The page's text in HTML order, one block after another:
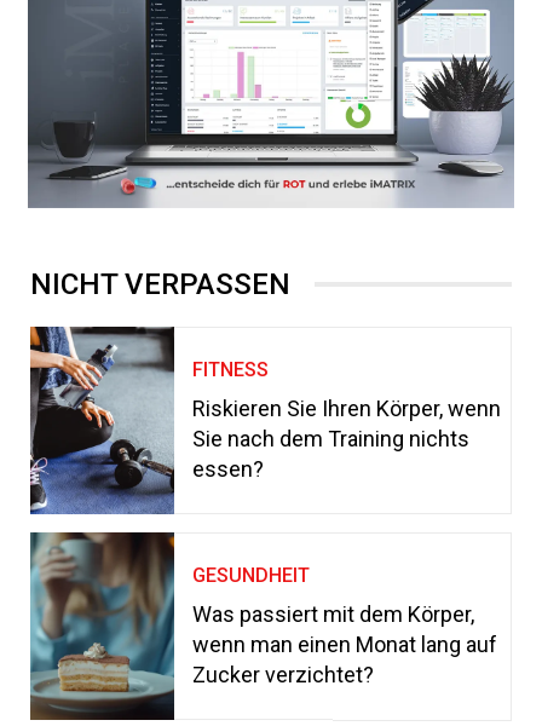
NICHT VERPASSEN
FITNESS
Riskieren Sie Ihren Körper, wenn
Sie nach dem Training nichts
essen?
GESUNDHEIT
Was passiert mit dem Körper,
wenn man einen Monat lang auf
Zucker verzichtet?